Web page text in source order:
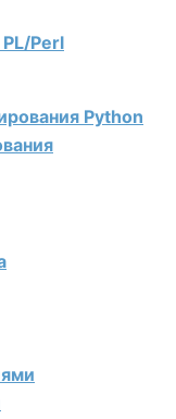
Perl
Python